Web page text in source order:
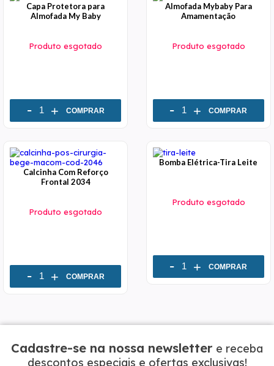
Capa Protetora para
Almofada My Baby
Produto esgotado
- + COMPRAR
Almofada Mybaby Para
Amamentação
Produto esgotado
- + COMPRAR
Calcinha Com Reforço
Frontal 2034
Produto esgotado
- + COMPRAR
Bomba Elétrica-Tira Leite
Produto esgotado
- + COMPRAR
Cadastre-se na nossa newsletter e receba
descontos especiais e ofertas exclusivas!